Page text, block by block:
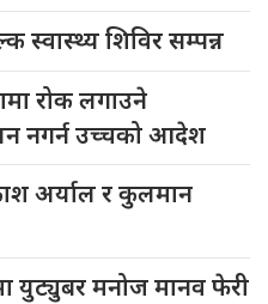
स्वास्थ्य शिविर सम्पन्न
रोक लगाउने
नगर्न उच्चको आदेश
अर्याल र कुलमान
युट्युबर मनोज मानव फेरी